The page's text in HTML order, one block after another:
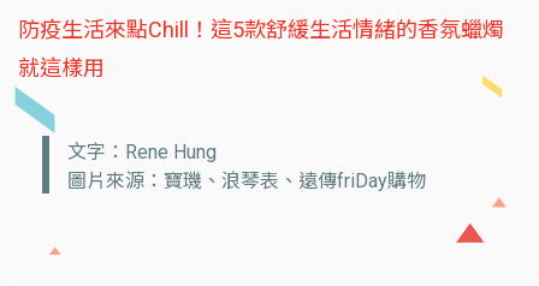
防疫生活來點Chill！這5款舒緩生活情緒的香氛蠟燭
就這樣用
文字：Rene Hung
圖片來源：寶璣、浪琴表、遠傳friDay購物